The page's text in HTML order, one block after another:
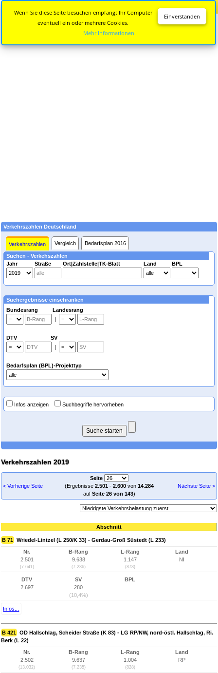
Verkehrszahlen Deutschland
Verkehrszahlen Vergleich Bedarfsplan 2016
Suchen - Verkehszahlen
Jahr
Straße Ort|Zählstelle|TK-Blatt Land BPL
Suchergebnisse einschränken
Bundesrang Landesrang
|
DTV SV
|
Bedarfsplan (BPL)-Projekttyp
Infos anzeigen Suchbegriffe hervorheben
Verkehrszahlen 2019
< Vorherige Seite
Seite
(Ergebnisse 2.501- 2.600von 14.284
auf Seite 26 von 143)
Nächste Seite >
Abschnitt
B 71 Wriedel-Lintzel (L 250/K 33) - Gerdau-Groß Süstedt (L 233)
Nr.
2.501
(7.641)
B-Rang
9.638
(7.236)
L-Rang
1.147
(878)
Land
NI
DTV
2.697
SV
280
(10,4%)
BPL
Infos...
B 421 OD Hallschlag, Scheider Straße (K 83) - LG RP/NW, nord-östl. Hallschlag, Ri.
Berk (L 22)
Nr.
2.502
(13.032)
B-Rang
9.637
(7.235)
L-Rang
1.004
(828)
Land
RP
Einverstanden
Wenn Sie diese Seite besuchen empfängt Ihr Computer
eventuell ein oder mehrere Cookies.
Mehr Informationen